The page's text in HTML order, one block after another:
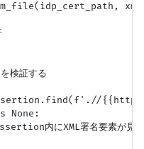
検証する
None:
内にXML署名要素が見つ